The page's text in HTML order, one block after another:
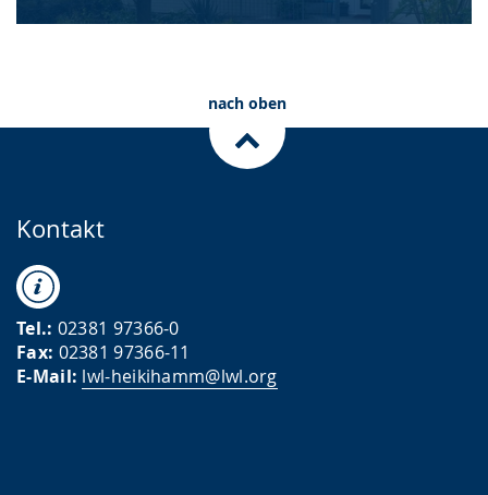
nach oben
Kontakt
Tel.: 02381 97366-0
Fax: 02381 97366-11
E-Mail: lwl-heikihamm@lwl.org